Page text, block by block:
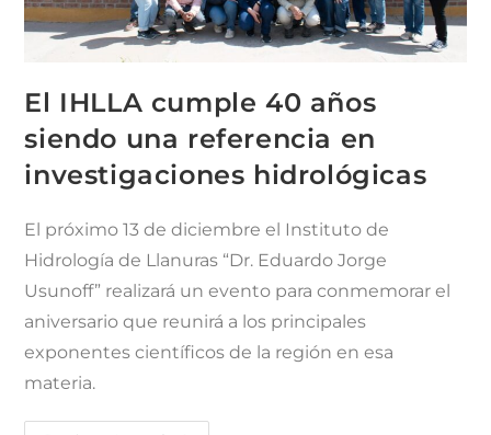
El IHLLA cumple 40 años
siendo una referencia en
investigaciones hidrológicas
El próximo 13 de diciembre el Instituto de
Hidrología de Llanuras “Dr. Eduardo Jorge
Usunoff” realizará un evento para conmemorar el
aniversario que reunirá a los principales
exponentes científicos de la región en esa
materia.